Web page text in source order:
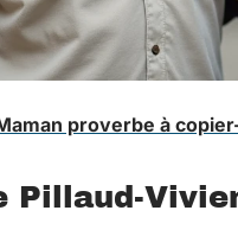
proverbe à
Pillaud-